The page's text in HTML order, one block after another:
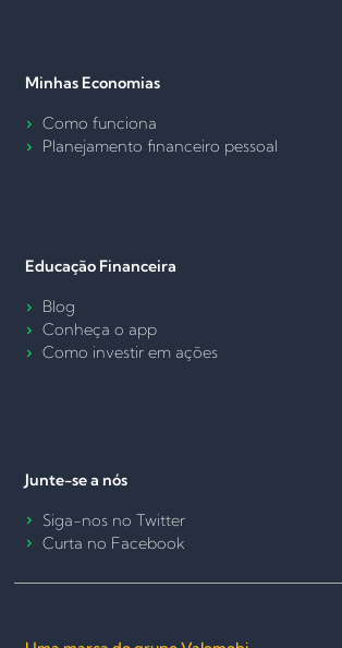
Minhas Economias
Como funciona
Planejamento financeiro pessoal
Educação Financeira
Blog
Conheça o app
Como investir em ações
Junte-se a nós
Siga-nos no Twitter
Curta no Facebook